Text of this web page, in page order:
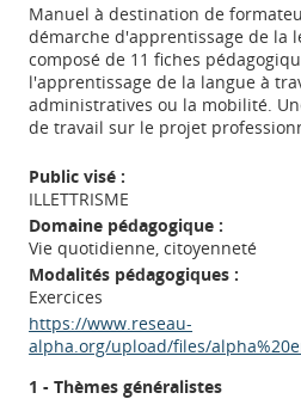
Manuel à destination de
démarche d'apprentissage de la
composé de 11 fiches
l'apprentissage de la langue à
administratives ou la mobilité.
de travail sur le projet
Public visé :
ILLETTRISME
Domaine pédagogique :
Vie quotidienne, citoyenneté
Modalités pédagogiques :
Exercices
https://www.reseau-
alpha.org/upload/files/
1 - Thèmes généralistes